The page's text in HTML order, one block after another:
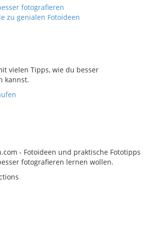
fotografieren
zu genialen Fotoideen
vielen Tipps, wie du besser
kannst.
- Fotoideen und praktische Fototipps
fotografieren lernen wollen.